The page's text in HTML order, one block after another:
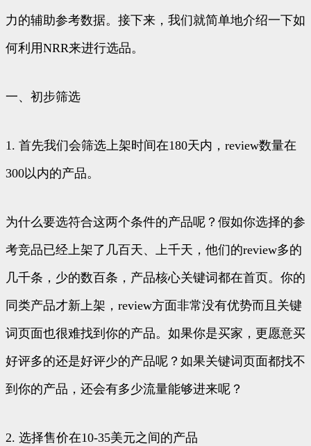
力的辅助参考数据。接下来，我们就简单地介绍一下如
何利用NRR来进行选品。
一、初步筛选
1. 首先我们会筛选上架时间在180天内，review数量在
300以内的产品。
为什么要选符合这两个条件的产品呢？假如你选择的参
考竞品已经上架了几百天、上千天，他们的review多的
几千条，少的数百条，产品核心关键词都在首页。你的
同类产品才新上架，review方面非常没有优势而且关键
词页面也很难找到你的产品。如果你是买家，更愿意买
好评多的还是好评少的产品呢？如果关键词页面都找不
到你的产品，还会有多少流量能够进来呢？
2. 选择售价在10-35美元之间的产品